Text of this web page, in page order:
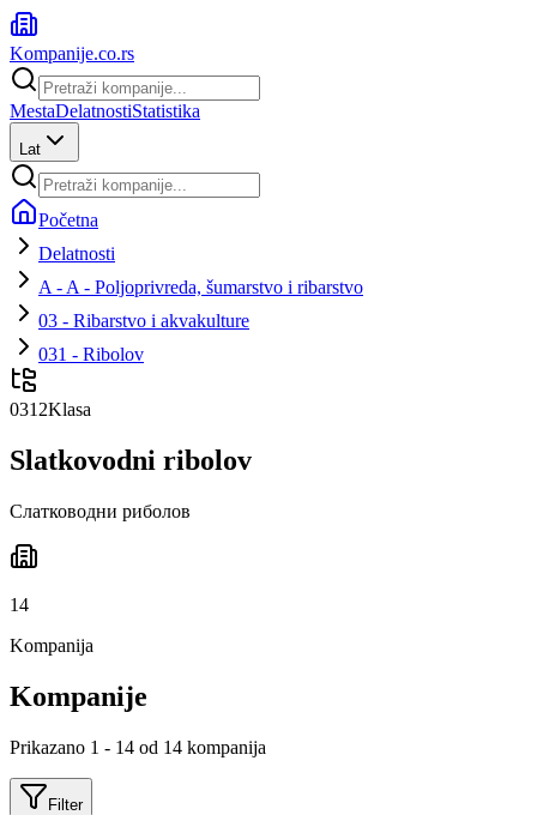
Kompanije.co.rs
MestaDelatnostiStatistika
Lat
Početna
Delatnosti
A - A - Poljoprivreda, šumarstvo i ribarstvo
03 - Ribarstvo i akvakulture
031 - Ribolov
0312Klasa
Slatkovodni ribolov
Слатководни риболов
14
Kompanija
Kompanije
Prikazano 1 - 14 od 14 kompanija
Filter